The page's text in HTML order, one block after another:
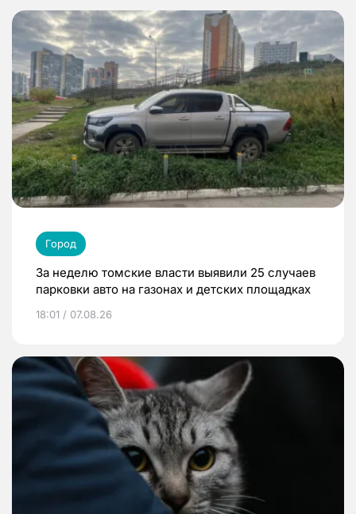
Город
За неделю томские власти выявили 25 случаев
парковки авто на газонах и детских площадках
18:01 / 07.08.26